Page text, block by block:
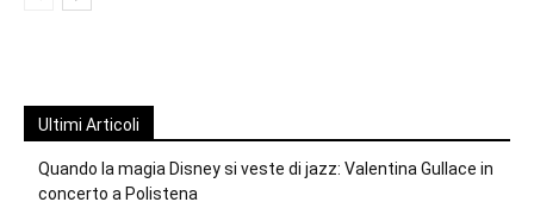
Ultimi Articoli
Quando la magia Disney si veste di jazz: Valentina Gullace in
concerto a Polistena